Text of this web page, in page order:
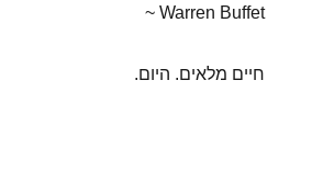
~ Warren Buffet
חיים מלאים. היום.